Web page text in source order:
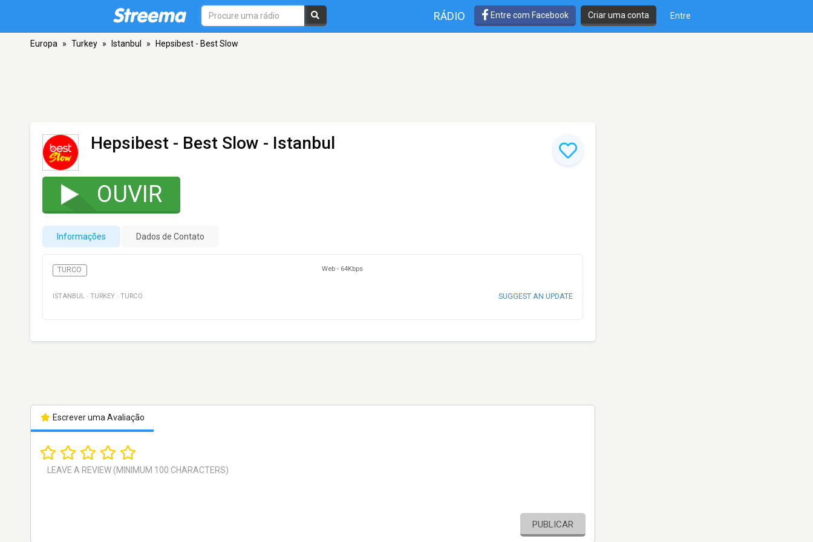
RÁDIO Entre com Facebook Criar uma conta Entre
Europa » Turkey » Istanbul » Hepsibest - Best Slow
Hepsibest - Best Slow - Istanbul
OUVIR
Informações Dados de Contato
TURCO Web - 64Kbps
ISTANBUL · TURKEY · TURCO SUGGEST AN UPDATE
Escrever uma Avaliação
PUBLICAR